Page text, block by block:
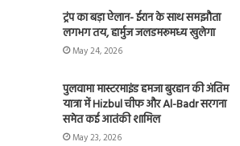
ट्रंप का बड़ा ऐलान- ईरान के साथ समझौता
लगभग तय, हार्मुज जलडमरूमध्य खुलेगा
May 24, 2026
पुलवामा मास्टरमाइंड हमजा बुरहान की अंतिम
यात्रा में Hizbul चीफ और Al-Badr सरगना
समेत कई आतंकी शामिल
May 23, 2026